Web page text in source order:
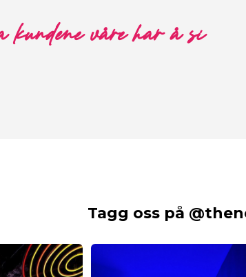
kundene våre har å si
Tagg oss på